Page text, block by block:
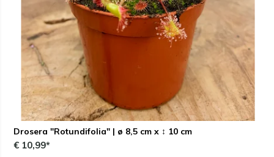
Drosera "Rotundifolia" | ø 8,5 cm x ↕ 10 cm
€ 10,99*